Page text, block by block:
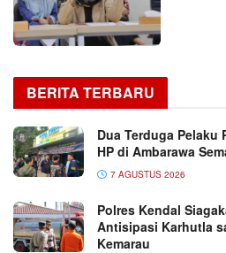
BERITA TERBARU
Dua Terduga
HP di Ambarawa
7 AGUSTUS 2026
Polres Kendal
Antisipasi Karhutla
Kemarau